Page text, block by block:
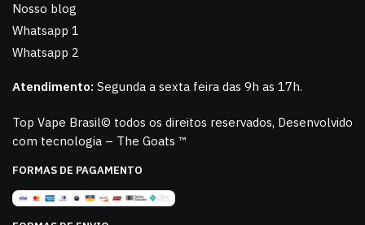
Nosso blog
Whatsapp 1
Whatsapp 2
Atendimento: Segunda a sexta feira das 9h as 17h.
Top Vape Brasil© todos os direitos reservados, Desenvolvido
com tecnologia – The Goats ™
FORMAS DE PAGAMENTO